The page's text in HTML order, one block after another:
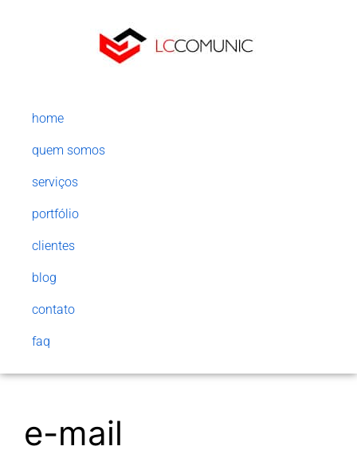
home
quem somos
serviços
portfólio
clientes
blog
contato
faq
e-mail